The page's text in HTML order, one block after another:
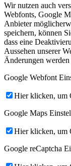
Wir nutzen auch
Webfonts, Google
Anbieter
speichern, können
dass eine
Aussehen unserer
Änderungen
Google Webfont
Hier klicken, um
Google Maps
Hier klicken, um
Google reCaptcha